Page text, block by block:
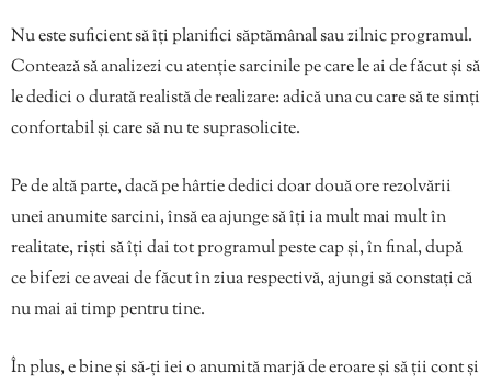
Nu este suficient să îți planifici săptămânal sau zilnic programul.
Contează să analizezi cu atenție sarcinile pe care le ai de făcut și să
le dedici o durată realistă de realizare: adică una cu care să te simți
confortabil și care să nu te suprasolicite.
Pe de altă parte, dacă pe hârtie dedici doar două ore rezolvării
unei anumite sarcini, însă ea ajunge să îți ia mult mai mult în
realitate, riști să îți dai tot programul peste cap și, în final, după
ce bifezi ce aveai de făcut în ziua respectivă, ajungi să constați că
nu mai ai timp pentru tine.
În plus, e bine și să-ți iei o anumită marjă de eroare și să ții cont și